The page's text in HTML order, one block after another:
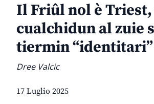
Il Friûl nol è
cualchidun al zuie
tiermin “identitari”
Dree Valcic
17 Luglio 2025